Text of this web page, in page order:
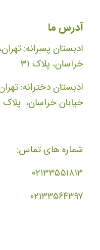
آدرس ما
ادبستان پسرانه:
خراسان، پلاک ۳۱
ادبستان دخترانه:
خیابان خراسان، پلاک ۱۱.
شماره های تماس:
۰۲۱۳۳۵۵۱۸۱۳
۰۲۱۳۳۵۶۴۳۹۷